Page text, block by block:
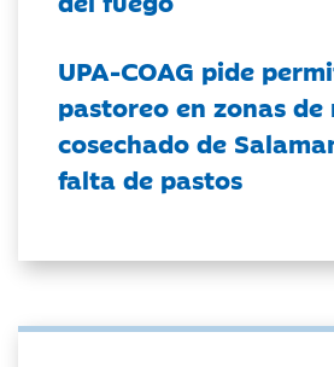
UPA-COAG pide
pastoreo en zonas de
cosechado de
falta de pastos